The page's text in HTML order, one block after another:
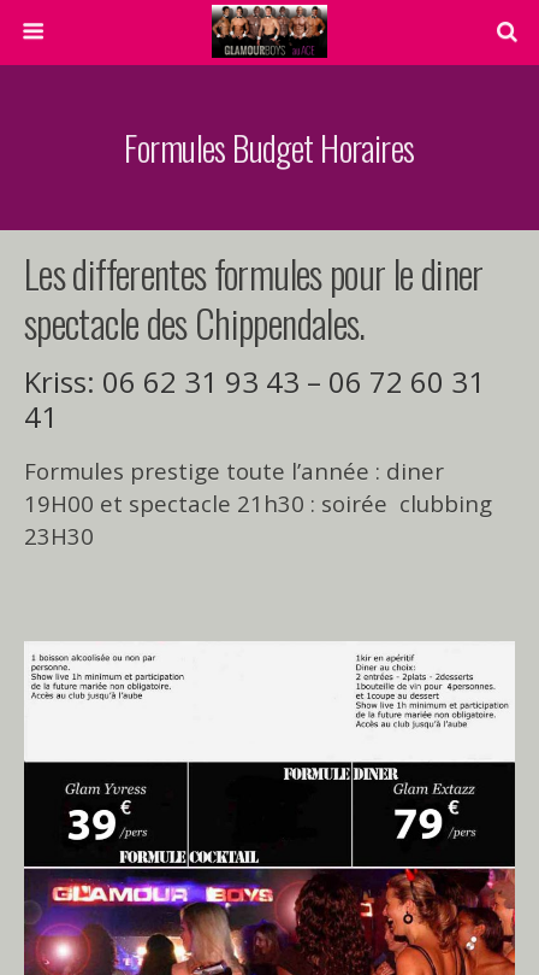
Formules Budget Horaires
Les differentes formules pour le diner
spectacle des Chippendales.
Kriss: 06 62 31 93 43 – 06 72 60 31
41
Formules prestige toute l’année : diner
19H00 et spectacle 21h30 : soirée clubbing
23H30